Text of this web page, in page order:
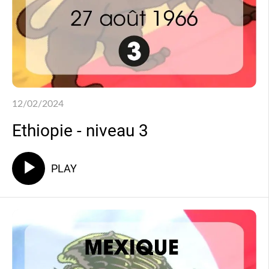
12/02/2024
Ethiopie - niveau 3
PLAY